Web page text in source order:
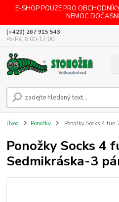
E-SHOP POUZE PRO
NEMOC
(+420) 267 915 543
Po-Pá, 8:00-17:00
Úvod Ponožky Ponožky Socks 4
Ponožky Socks 4
Sedmikráska-3